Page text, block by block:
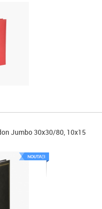
Jumbo 30x30/80, 10x15